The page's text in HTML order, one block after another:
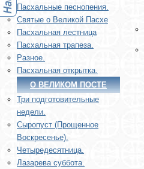
Пасхальные песнопения.
Святые о Великой Пасхе
Пасхальная лестница
Пасхальная трапеза.
Разное.
Пасхальная открытка.
О ВЕЛИКОМ ПОСТЕ
Три подготовительные
недели.
Сыропуст (Прощенное
Воскресенье).
Четыредесятница.
Лазарева суббота.